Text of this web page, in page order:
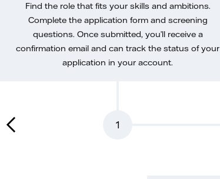
1
Find the role that fits your skills and ambitions.
Complete the application form and screening
questions. Once submitted, you’ll receive a
confirmation email and can track the status of your
application in your account.